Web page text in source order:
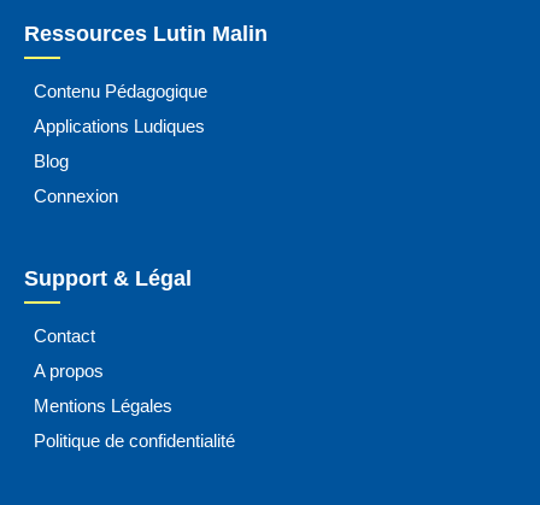
Ressources Lutin Malin
Contenu Pédagogique
Applications Ludiques
Blog
Connexion
Support & Légal
Contact
A propos
Mentions Légales
Politique de confidentialité